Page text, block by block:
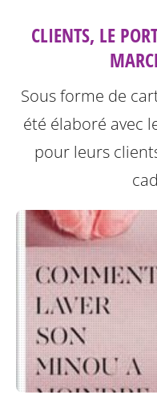
CLIENTS, LE
Sous forme de
été élaboré avec
pour leurs